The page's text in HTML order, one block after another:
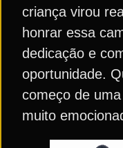
criança virou
honrar essa
dedicação e
oportunidade.
começo de
muito